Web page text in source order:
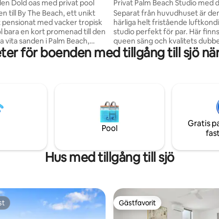
Dold oas med privat pool
till By The Beach, ett unikt
med vacker tropisk
bara en kort promenad till den
vita sanden i Palm Beach,
Alley, Currumbin Creek,
restauranger och butiker.
njut av en kall drink vid
med utsikt över de tropiska
och privat pool, titta på de
Privat Palm Beach Studio med
tillgång till pool
Separat från huvudhuset är
härliga helt fristående
studio perfekt för par. Här
queen säng och kvalitets
ytterligare person. Studion är
fristående med direkt tillgång
massor av ljus och frisk luft. En
minuters promenad till kaféer,
restaurang och flaskbutik och
minuters promenad till hjärtat
Beach restauranger,
för boenden med tillgång till sjö
Pool
Gratis
Hus med tillgång till sjö
Gästfavorit
Gästfavorit